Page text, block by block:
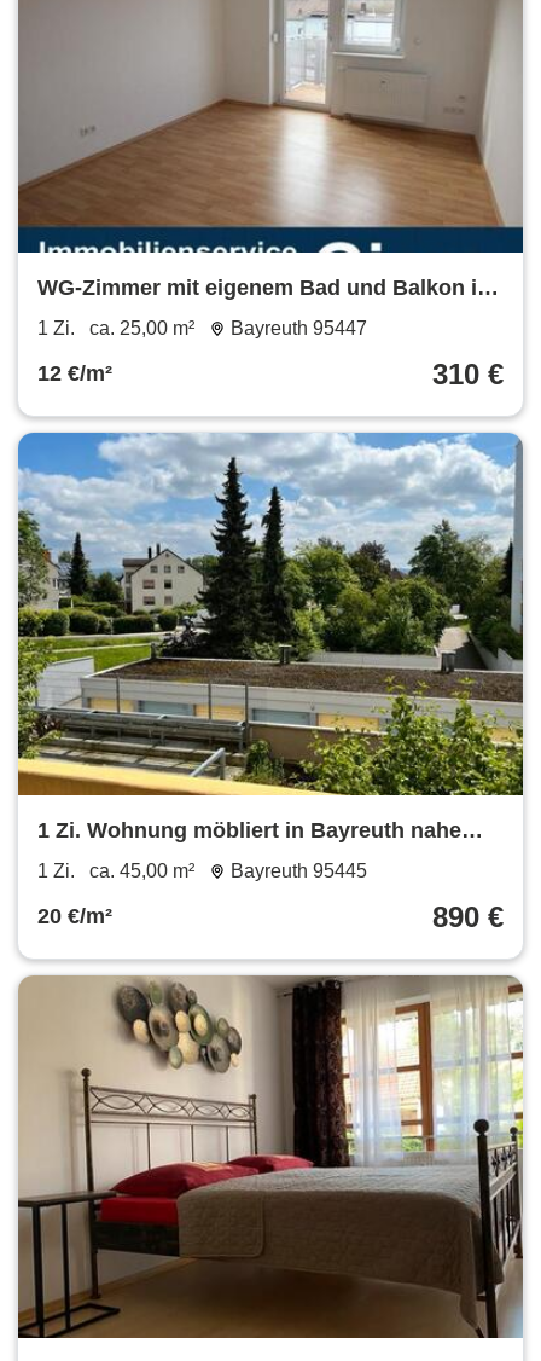
WG-Zimmer mit eigenem Bad und Balkon in
3er-WG
1 Zi. ca. 25,00 m² Bayreuth 95447
12 €/m² 310 €
1 Zi. Wohnung möbliert in Bayreuth nahe
Klinikum zu vermieten
1 Zi. ca. 45,00 m² Bayreuth 95445
20 €/m² 890 €